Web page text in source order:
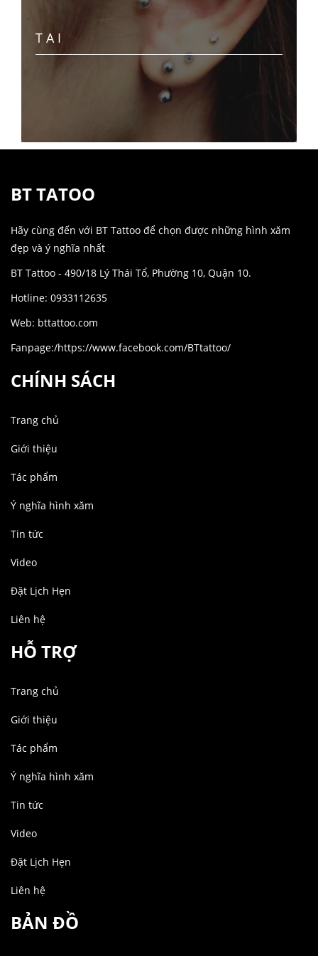
TAI
BT TATOO
Hãy cùng đến với BT Tattoo để chọn được những hình xăm
đẹp và ý nghĩa nhất
BT Tattoo - 490/18 Lý Thái Tổ, Phường 10, Quận 10.
Hotline: 0933112635
Web: bttattoo.com
Fanpage:/https://www.facebook.com/BTtattoo/
CHÍNH SÁCH
Trang chủ
Giới thiệu
Tác phẩm
Ý nghĩa hình xăm
Tin tức
Video
Đặt Lịch Hẹn
Liên hệ
HỖ TRỢ
Trang chủ
Giới thiệu
Tác phẩm
Ý nghĩa hình xăm
Tin tức
Video
Đặt Lịch Hẹn
Liên hệ
BẢN ĐỒ